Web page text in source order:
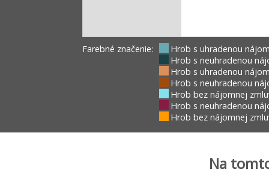
Farebné značenie:
Hrob s uhradenou
Hrob s neuhradenou
Hrob s uhradenou
Hrob s neuhradenou
Hrob bez nájomnej
Hrob s neuhradenou
Hrob bez nájomnej
Na